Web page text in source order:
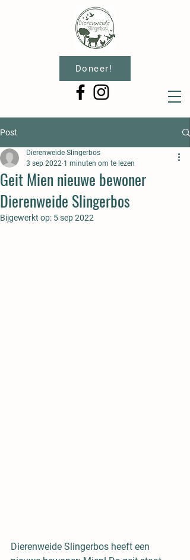
Doneer!
Post
Geit Mien nieuwe bewoner
Dierenweide Slingerbos
Dierenweide Slingerbos
3 sep 2022 1 minuten om te lezen
Bijgewerkt op: 5 sep 2022
Dierenweide Slingerbos heeft een